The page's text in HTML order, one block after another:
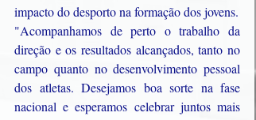
impacto do desporto na formação dos jovens.
"Acompanhamos de perto o trabalho da
direção e os resultados alcançados, tanto no
campo quanto no desenvolvimento pessoal
dos atletas. Desejamos boa sorte na fase
nacional e esperamos celebrar juntos mais